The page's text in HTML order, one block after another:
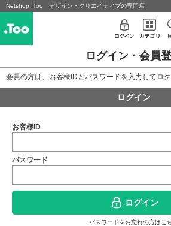
Netshop .Too デザイン・クリエイティブの専門店
ログイン・会員
会員の方は、お客様IDとパスワードを入力してログ
ログイン
お客様ID
パスワード
ログイン
パスワードをお忘れの方はこ